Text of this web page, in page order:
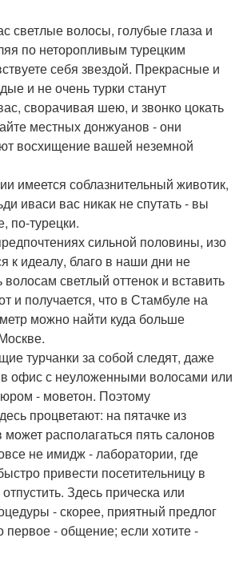
светлые волосы, голубые глаза и
по неторопливым турецким
себя звездой. Прекрасные и
и не очень турки станут
сворачивая шею, и звонко цокать
местных донжуанов - они
восхищение вашей неземной
имеется соблазнительный животик,
иваси вас никак не спутать - вы
по-турецки.
сильной половины, изо
к идеалу, благо в наши дни не
светлый оттенок и вставить
и получается, что в Стамбуле на
можно найти куда больше
турчанки за собой следят, даже
офис с неуложенными волосами или
- моветон. Поэтому
процветают: на пятачке из
располагаться пять салонов
не имидж - лаборатории, где
привести посетительницу в
Здесь прическа или
- скорее, приятный предлог
первое - общение; если хотите -